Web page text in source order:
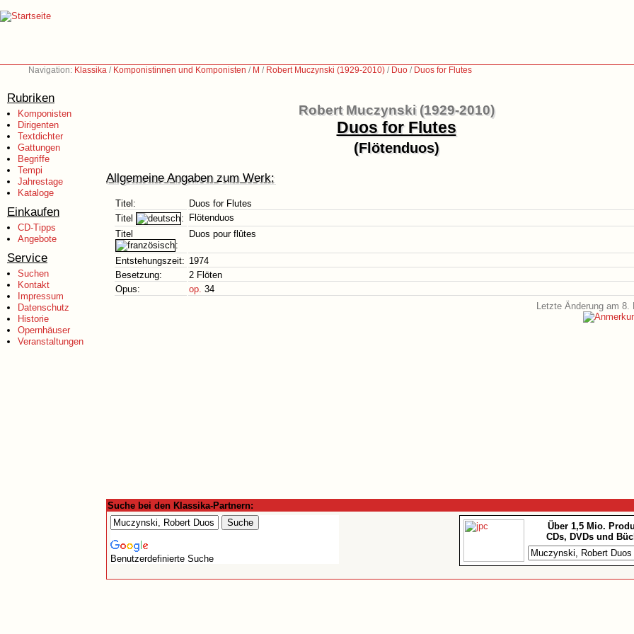
Navigation: Klassika / Komponistinnen und Komponisten / M / Robert Muczynski (1929-2010) / Duo / Duos for Flutes
Rubriken
Komponisten
Dirigenten
Textdichter
Gattungen
Begriffe
Tempi
Jahrestage
Kataloge
Einkaufen
CD-Tipps
Angebote
Service
Suchen
Kontakt
Impressum
Datenschutz
Historie
Opernhäuser
Veranstaltungen
Robert Muczynski (1929-2010)
Duos for Flutes
(Flötenduos)
Allgemeine Angaben zum Werk:
Titel:
Duos for Flutes
Titel
:
Flötenduos
Titel
:
Duos pour flûtes
Entstehungszeit: 1974
Besetzung:
2 Flöten
Opus:
op. 34
Letzte Änderung am 8.
Suche bei den Klassika-Partnern:
Benutzerdefinierte Suche
Über 1,5 Mio.
CDs, DVDs und